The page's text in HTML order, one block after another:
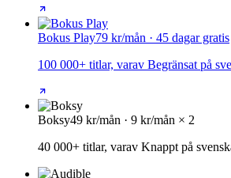
Bokus Play79 kr/mån · 45 dagar gratis
100 000+ titlar, varav Begränsat på
Boksy49 kr/mån · 9 kr/mån × 2
40 000+ titlar, varav Knappt på